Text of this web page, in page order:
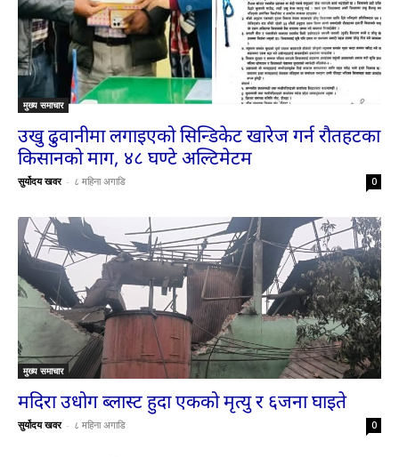
मुख्य समाचार
उखु ढुवानीमा लगाइएको सिन्डिकेट खारेज गर्न रौतहटका
किसानको माग, ४८ घण्टे अल्टिमेटम
सुर्योदय खवर - ८ महिना अगाडि 0
मुख्य समाचार
मदिरा उधोग ब्लास्ट हुदा एकको मृत्यु र ६जना घाइते
सुर्योदय खवर - ८ महिना अगाडि 0